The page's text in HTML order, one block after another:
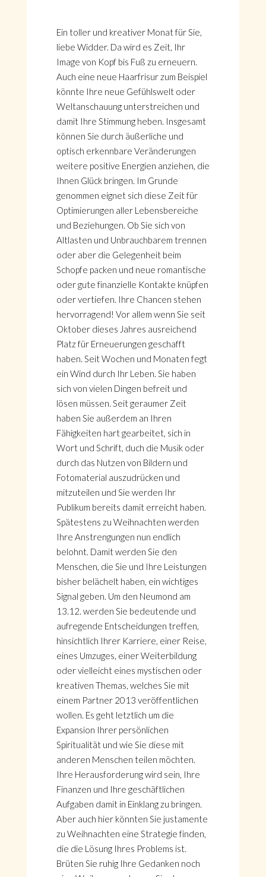
Ein toller und kreativer Monat für Sie,
liebe Widder. Da wird es Zeit, Ihr
Image von Kopf bis Fuß zu erneuern.
Auch eine neue Haarfrisur zum Beispiel
könnte Ihre neue Gefühlswelt oder
Weltanschauung unterstreichen und
damit Ihre Stimmung heben. Insgesamt
können Sie durch äußerliche und
optisch erkennbare Veränderungen
weitere positive Energien anziehen, die
Ihnen Glück bringen. Im Grunde
genommen eignet sich diese Zeit für
Optimierungen aller Lebensbereiche
und Beziehungen. Ob Sie sich von
Altlasten und Unbrauchbarem trennen
oder aber die Gelegenheit beim
Schopfe packen und neue romantische
oder gute finanzielle Kontakte knüpfen
oder vertiefen. Ihre Chancen stehen
hervorragend! Vor allem wenn Sie seit
Oktober dieses Jahres ausreichend
Platz für Erneuerungen geschafft
haben. Seit Wochen und Monaten fegt
ein Wind durch Ihr Leben. Sie haben
sich von vielen Dingen befreit und
lösen müssen. Seit geraumer Zeit
haben Sie außerdem an Ihren
Fähigkeiten hart gearbeitet, sich in
Wort und Schrift, duch die Musik oder
durch das Nutzen von Bildern und
Fotomaterial auszudrücken und
mitzuteilen und Sie werden Ihr
Publikum bereits damit erreicht haben.
Spätestens zu Weihnachten werden
Ihre Anstrengungen nun endlich
belohnt. Damit werden Sie den
Menschen, die Sie und Ihre Leistungen
bisher belächelt haben, ein wichtiges
Signal geben. Um den Neumond am
13.12. werden Sie bedeutende und
aufregende Entscheidungen treffen,
hinsichtlich Ihrer Karriere, einer Reise,
eines Umzuges, einer Weiterbildung
oder vielleicht eines mystischen oder
kreativen Themas, welches Sie mit
einem Partner 2013 veröffentlichen
wollen. Es geht letztlich um die
Expansion Ihrer persönlichen
Spiritualität und wie Sie diese mit
anderen Menschen teilen möchten.
Ihre Herausforderung wird sein, Ihre
Finanzen und Ihre geschäftlichen
Aufgaben damit in Einklang zu bringen.
Aber auch hier könnten Sie justamente
zu Weihnachten eine Strategie finden,
die die Lösung Ihres Problems ist.
Brüten Sie ruhig Ihre Gedanken noch